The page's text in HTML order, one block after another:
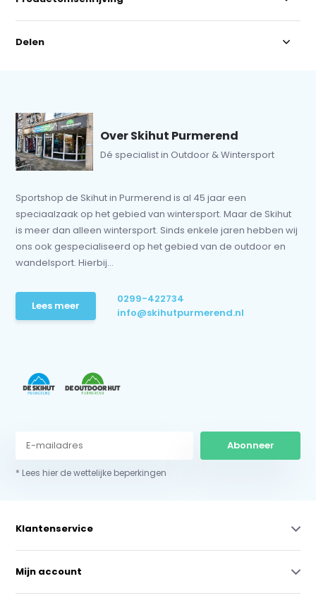
Delen
Over Skihut Purmerend
Dé specialist in Outdoor & Wintersport
Sportshop de Skihut in Purmerend is al 45 jaar een
speciaalzaak op het gebied van wintersport. Maar de Skihut
is meer dan alleen wintersport. Sinds enkele jaren hebben wij
ons ook gespecialiseerd op het gebied van de outdoor en
wandelsport. Hierbij...
Lees meer
0299-422734
info@skihutpurmerend.nl
Abonneer
* Lees hier de wettelijke beperkingen
Klantenservice
Mijn account